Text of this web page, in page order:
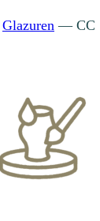
Glazuren — CC